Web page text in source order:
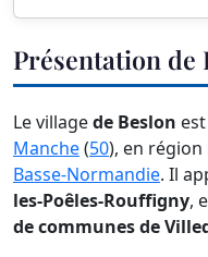
Présentation de
Le villagede Beslon
Manche(50), en
Basse-Normandie. Il
les-Poêles-Rouffigny,
de communes de